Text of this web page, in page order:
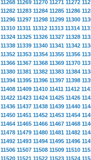
11268 11269 11270 11271 11272
11282 11283 11284 11285 11286
11296 11297 11298 11299 11300
11310 11311 11312 11313 11314
11324 11325 11326 11327 11328
11338 11339 11340 11341 11342
11352 11353 11354 11355 11356
11366 11367 11368 11369 11370
11380 11381 11382 11383 11384
11394 11395 11396 11397 11398
11408 11409 11410 11411 11412
11422 11423 11424 11425 11426
11436 11437 11438 11439 11440
11450 11451 11452 11453 11454
11464 11465 11466 11467 11468
11478 11479 11480 11481 11482
11492 11493 11494 11495 11496
11506 11507 11508 11509 11510
11520 11521 11522 11523 11524